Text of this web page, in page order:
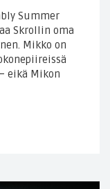
Summer
Skrollin oma
Mikko on
eikä Mikon